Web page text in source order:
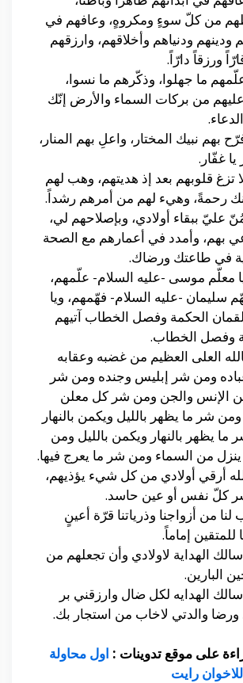
من كلّ سوءٍ ومكروهٍ، وعافهم في
ودينهم ودنياهم وأخلاقهم، وارزقهم
ورزقاً دارّاً.
ما جهلوا، وذكّرهم ما نسوا،
من بركات السماء والأرض إنّك
بهم نبيك المختار، واعلِ بهم المنار،
يا غفّار.
تزغ قلوبهم بعد إذ هديتهم، وهب لهم
رحمةً، وهيء لهم من أمرهم رشداً.
عليّ ببقاء أولادي، وبإصلاحهم لي،
بهم، وأمدد في أعمارهم مع الصحة
في طاعتك ورضاك.
معلّم موسى -عليه السلام- علّمهم،
سليمان -عليه السلام- فهّمهم، ويا
الحكمة وفصل الخطاب آتيهم
وفصل الخطاب.
العلى العظيم من غضبه وعقابه
ومن شر إبليس وجنده ومن شر
الإنس والجن ومن شر كل معلن
شر ما يظهر بالليل ويكمن بالنهار
ما يظهر بالنهار ويكمن بالليل ومن
من السماء ومن شر ما يعرج فيها.
أرقي أولادي من كل شيء يؤذيهم،
كلّ نفس أو عين حاسد.
لنا من أزواجنا وذرياتنا قرّة أعينٍ
للمتقين إماماً.
الهداية لاولادي وأن تجعلهم من
البارين.
الهدايه لكل ضال وارزقني بر
ورضا والدتي لاخاب من استجار بك.
على موقع تدوينات : اول محاولة
رايت